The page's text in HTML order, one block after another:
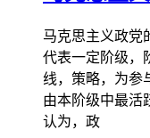
马克思主义政党
代表一定阶级，
线，策略，为参
由本阶级中最活
认为，政